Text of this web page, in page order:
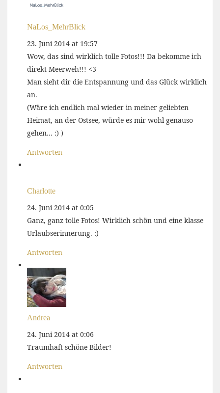
NaLos_MehrBlick
23. Juni 2014 at 19:57
Wow, das sind wirklich tolle Fotos!!! Da bekomme ich
direkt Meerweh!!! <3
Man sieht dir die Entspannung und das Glück wirklich
an.
(Wäre ich endlich mal wieder in meiner geliebten
Heimat, an der Ostsee, würde es mir wohl genauso
gehen… :) )
Antworten
Charlotte
24. Juni 2014 at 0:05
Ganz, ganz tolle Fotos! Wirklich schön und eine klasse
Urlaubserinnerung. :)
Antworten
Andrea
24. Juni 2014 at 0:06
Traumhaft schöne Bilder!
Antworten